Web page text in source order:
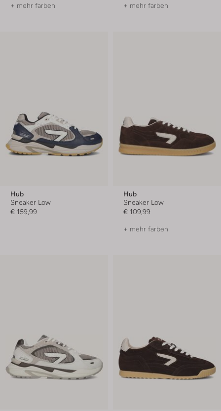
+ mehr farben + mehr farben
Hub
Sneaker Low
€ 159,99
Hub
Sneaker Low
€ 109,99
+ mehr farben